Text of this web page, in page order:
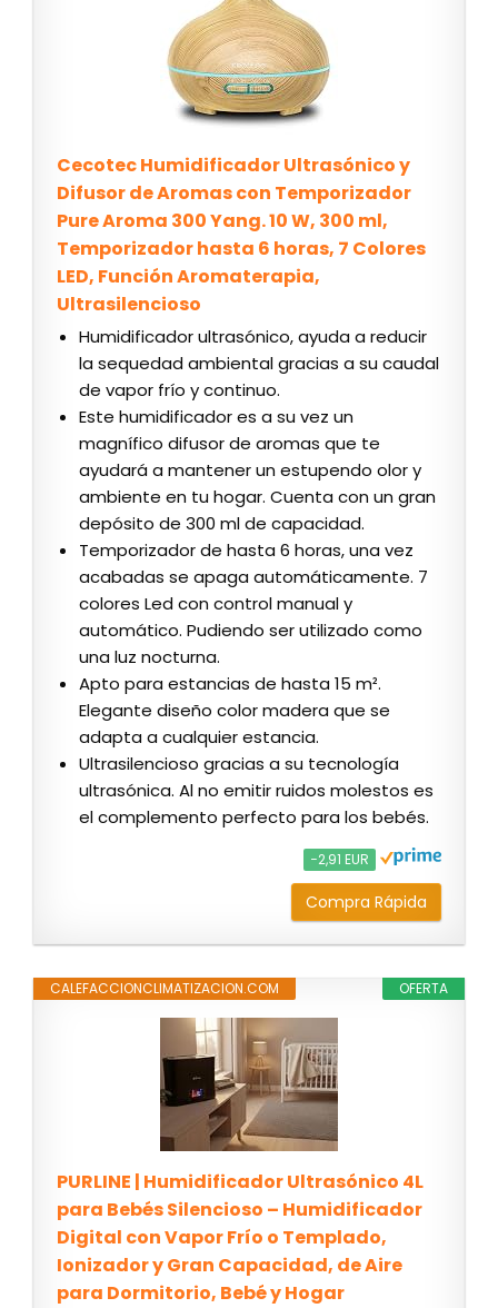
Cecotec Humidificador Ultrasónico y
Difusor de Aromas con Temporizador
Pure Aroma 300 Yang. 10 W, 300 ml,
Temporizador hasta 6 horas, 7 Colores
LED, Función Aromaterapia,
Ultrasilencioso
Humidificador ultrasónico, ayuda a reducir
la sequedad ambiental gracias a su caudal
de vapor frío y continuo.
Este humidificador es a su vez un
magnífico difusor de aromas que te
ayudará a mantener un estupendo olor y
ambiente en tu hogar. Cuenta con un gran
depósito de 300 ml de capacidad.
Temporizador de hasta 6 horas, una vez
acabadas se apaga automáticamente. 7
colores Led con control manual y
automático. Pudiendo ser utilizado como
una luz nocturna.
Apto para estancias de hasta 15 m².
Elegante diseño color madera que se
adapta a cualquier estancia.
Ultrasilencioso gracias a su tecnología
ultrasónica. Al no emitir ruidos molestos es
el complemento perfecto para los bebés.
−2,91 EUR
Compra Rápida
OFERTA
CALEFACCIONCLIMATIZACION.COM
PURLINE | Humidificador Ultrasónico 4L
para Bebés Silencioso – Humidificador
Digital con Vapor Frío o Templado,
Ionizador y Gran Capacidad, de Aire
para Dormitorio, Bebé y Hogar